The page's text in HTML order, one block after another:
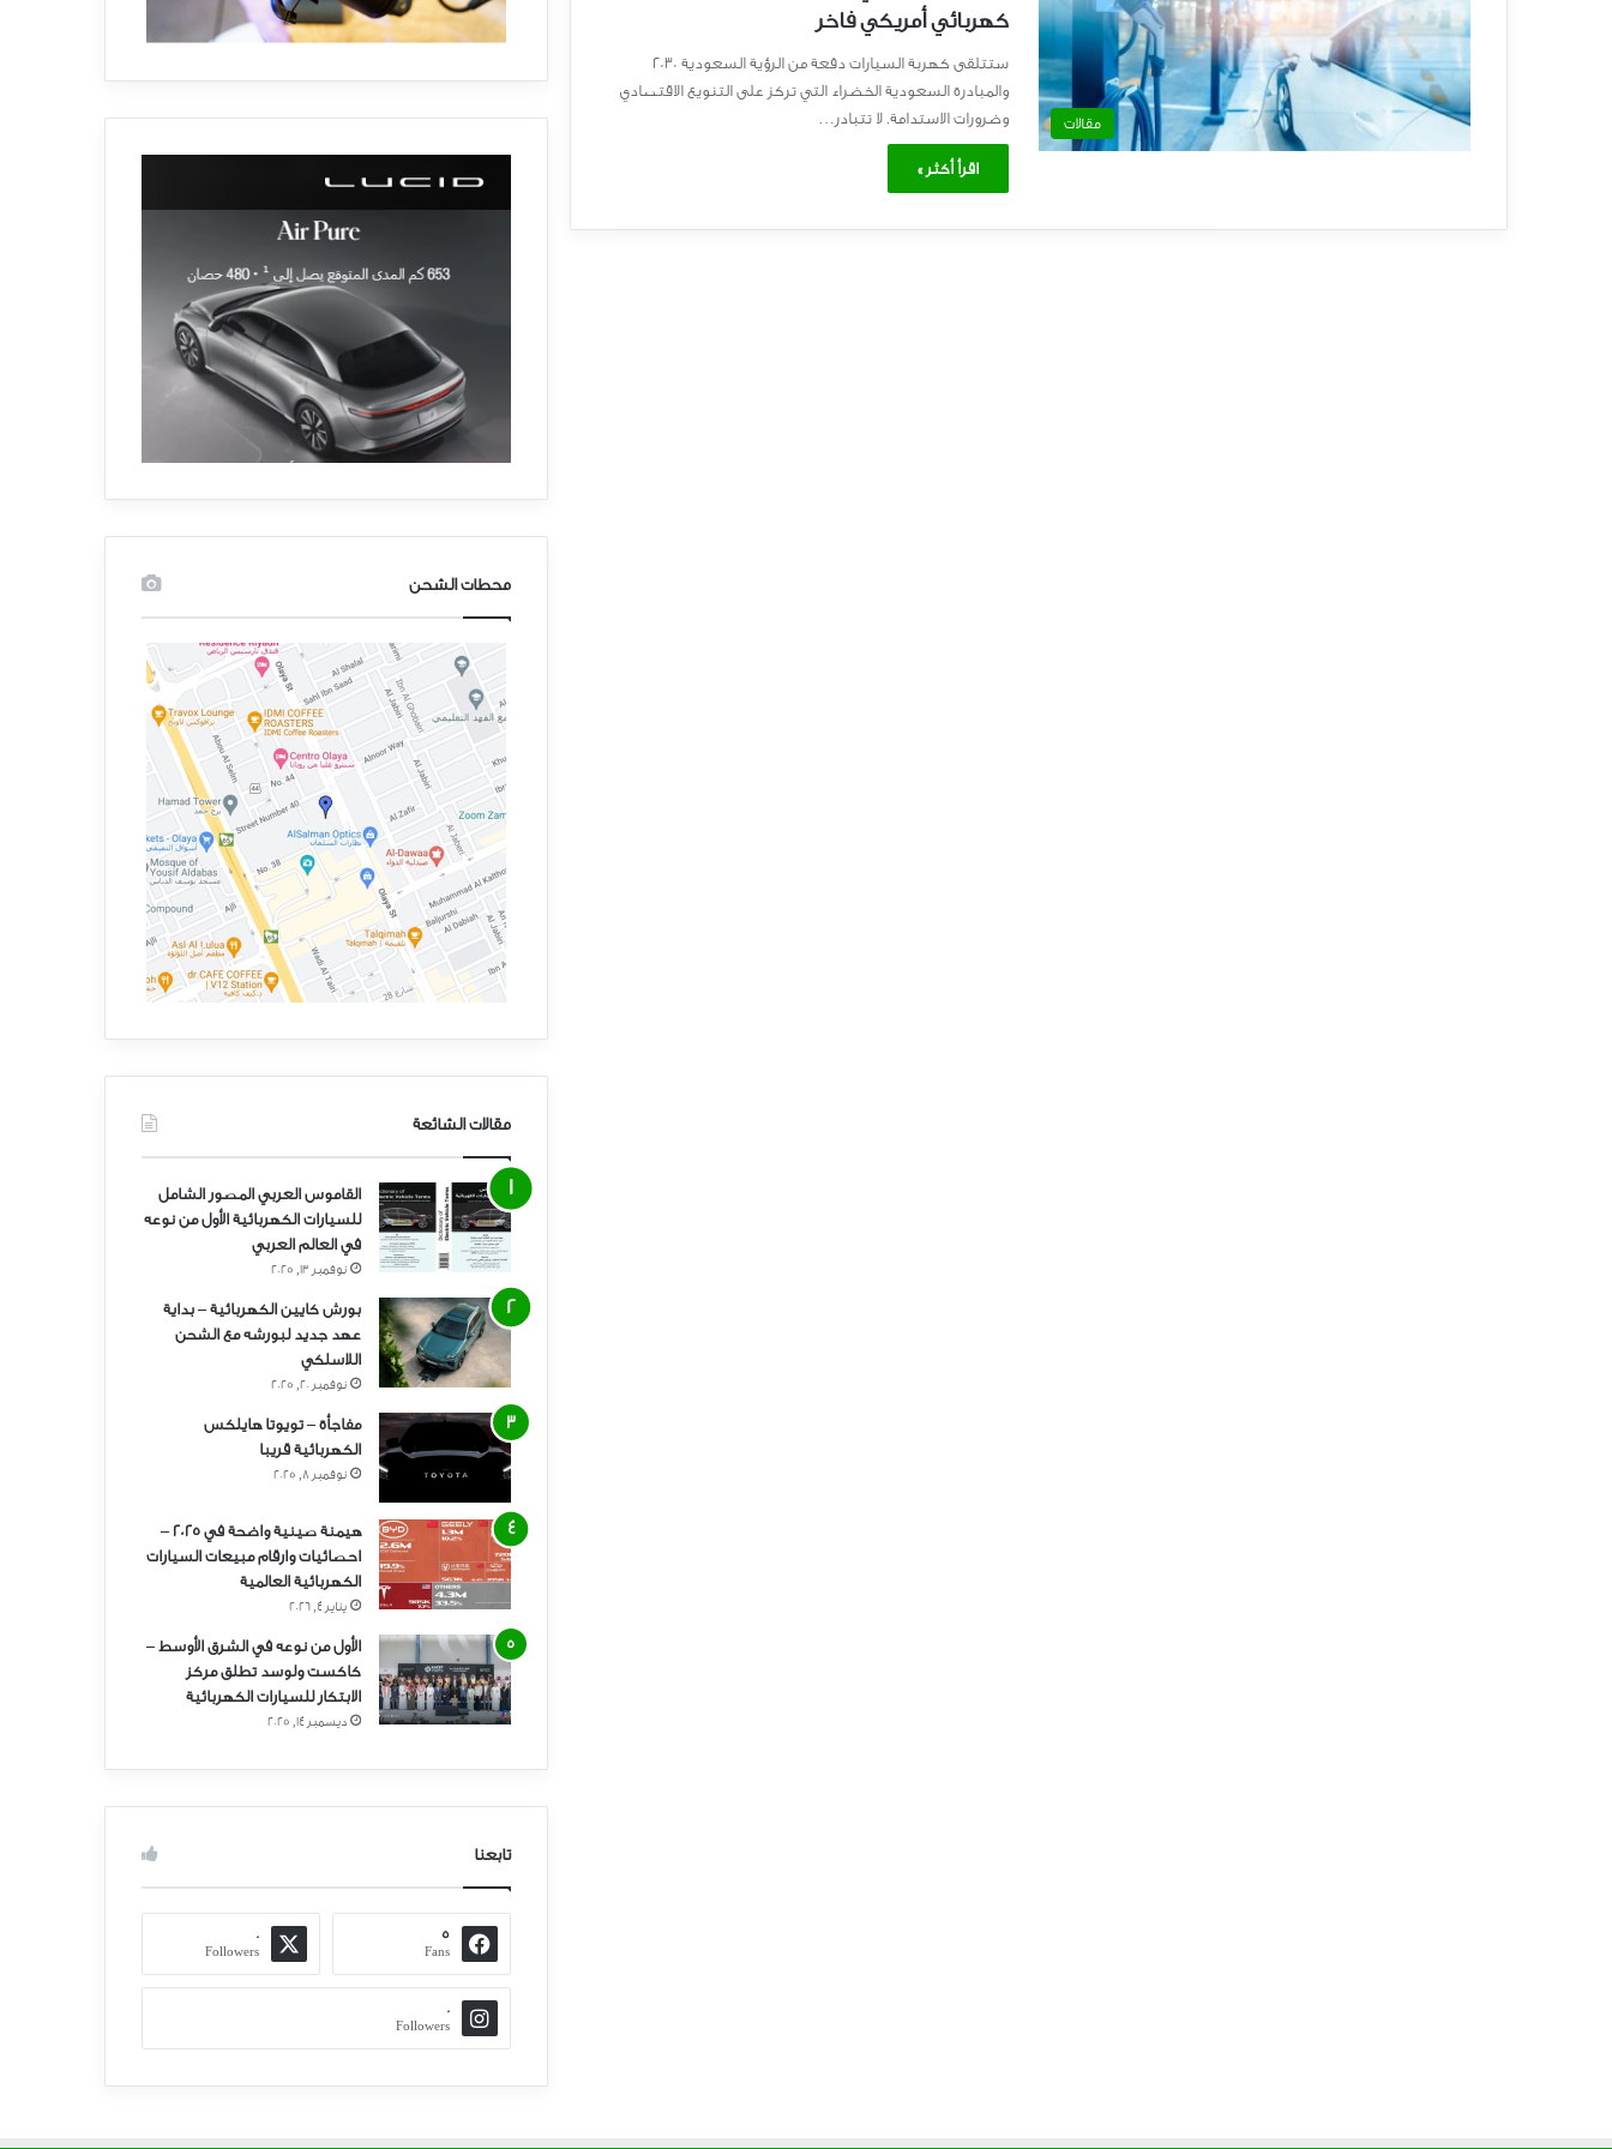
مقالات
كهربائي أمريكي فاخر
ستتلقى كهربة السيارات دفعة من الرؤية السعودية 2030
والمبادرة السعودية الخضراء التي تركز على التنويع الاقتصادي
وضرورات الاستدامة. لا تتبادر…
اقرأ أكثر »
محطات الشحن
مقالات الشائعة
القاموس العربي المصور الشامل
للسيارات الكهربائية الأول من نوعه
في العالم العربي
نوفمبر 13, 2025
بورش كايين الكهربائية – بداية
عهد جديد لبورشه مع الشحن
اللاسلكي
نوفمبر 20, 2025
مفاجأة – تويوتا هايلكس
الكهربائية قريبا
نوفمبر 8, 2025
هيمنة صينية واضحة في 2025 –
احصائيات وارقام مبيعات السيارات
الكهربائية العالمية
يناير 4, 2026
الأول من نوعه في الشرق الأوسط –
كاكست ولوسد تطلق مركز
الابتكار للسيارات الكهربائية
ديسمبر 14, 2025
تابعنا
5
Fans
0
Followers
0
Followers